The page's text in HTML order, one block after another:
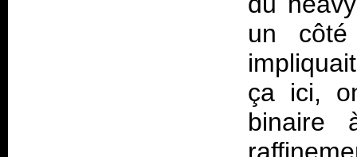
un
ça ici,
binaire